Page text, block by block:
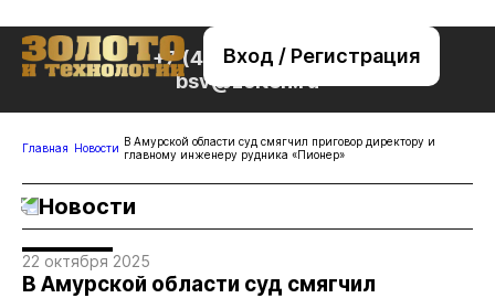
Вход / Регистрация
+7 (495) 221-76-32
bsv@zolteh.ru
Главная Новости В Амурской области суд смягчил приговор директору и
главному инженеру рудника «Пионер»
Новости
22 октября 2025
В Амурской области суд смягчил